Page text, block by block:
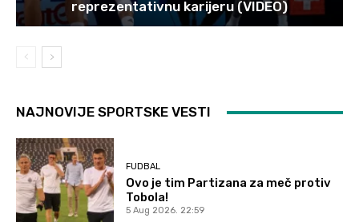
reprezentativnu karijeru (VIDEO)
NAJNOVIJE SPORTSKE VESTI
FUDBAL
Ovo je tim Partizana za meč protiv
Tobola!
5 Aug 2026. 22:59